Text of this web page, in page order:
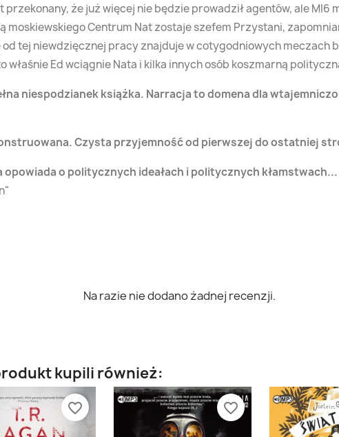
że już więcej nie będzie prowadził agentów, ale MI6
moskiewskiego Centrum Nat zostaje szefem Przystani,
od tej niewdzięcznej pracy znajduje w cotygodniowych meczach
Ed wciągnie Nata i kilka innych osób koszmarną
niespodzianek książka. Narracja to domena dla
Czysta przyjemność od pierwszej do ostatniej
o politycznych ideałach i politycznych
Na razie nie dodano żadnej recenzji.
kupili również:
favorite_border favorite_border